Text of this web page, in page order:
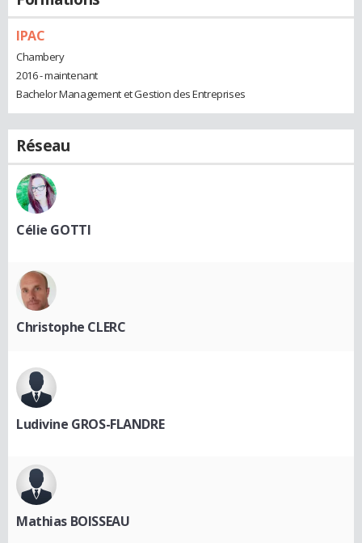
IPAC
Chambery
2016 - maintenant
Bachelor Management et Gestion des Entreprises
Réseau
Célie GOTTI
Christophe CLERC
Ludivine GROS-FLANDRE
Mathias BOISSEAU